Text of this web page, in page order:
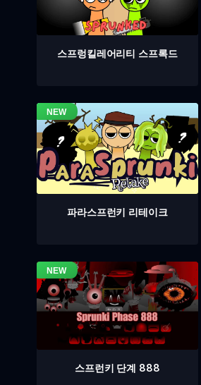
스프렁킬레어리티 스프록드
파라스프런키 리테이크
스프런키 단계 888